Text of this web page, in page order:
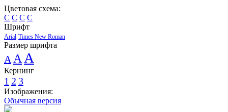
Цветовая схема:
C C C C
Шрифт
Arial Times New Roman
Размер шрифта
A A A
Кернинг
1 2 3
Изображения:
Обычная версия